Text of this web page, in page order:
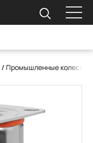
/ Промышленные колеса и